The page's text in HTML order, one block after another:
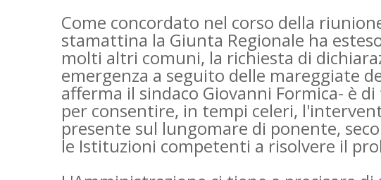
Come concordato nel corso della
stamattina la Giunta Regionale ha
molti altri comuni, la richiesta di
emergenza a seguito delle mareggiate
afferma il sindaco Giovanni Formica- è
per consentire, in tempi celeri,
presente sul lungomare di ponente,
le Istituzioni competenti a risolvere il